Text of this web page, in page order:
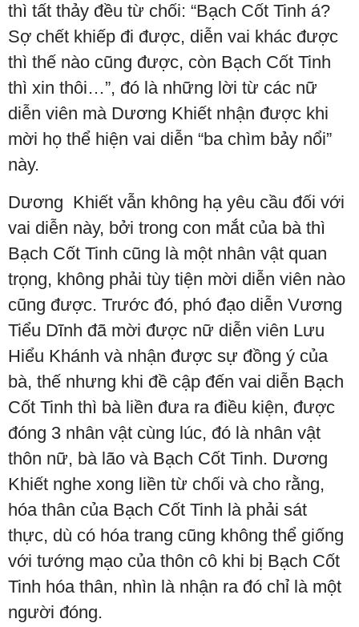
thì tất thảy đều từ chối: “Bạch Cốt Tinh á?
Sợ chết khiếp đi được, diễn vai khác được
thì thế nào cũng được, còn Bạch Cốt Tinh
thì xin thôi…”, đó là những lời từ các nữ
diễn viên mà Dương Khiết nhận được khi
mời họ thể hiện vai diễn “ba chìm bảy nổi”
này.
Dương Khiết vẫn không hạ yêu cầu đối với
vai diễn này, bởi trong con mắt của bà thì
Bạch Cốt Tinh cũng là một nhân vật quan
trọng, không phải tùy tiện mời diễn viên nào
cũng được. Trước đó, phó đạo diễn Vương
Tiểu Dĩnh đã mời được nữ diễn viên Lưu
Hiểu Khánh và nhận được sự đồng ý của
bà, thế nhưng khi đề cập đến vai diễn Bạch
Cốt Tinh thì bà liền đưa ra điều kiện, được
đóng 3 nhân vật cùng lúc, đó là nhân vật
thôn nữ, bà lão và Bạch Cốt Tinh. Dương
Khiết nghe xong liền từ chối và cho rằng,
hóa thân của Bạch Cốt Tinh là phải sát
thực, dù có hóa trang cũng không thể giống
với tướng mạo của thôn cô khi bị Bạch Cốt
Tinh hóa thân, nhìn là nhận ra đó chỉ là một
người đóng.